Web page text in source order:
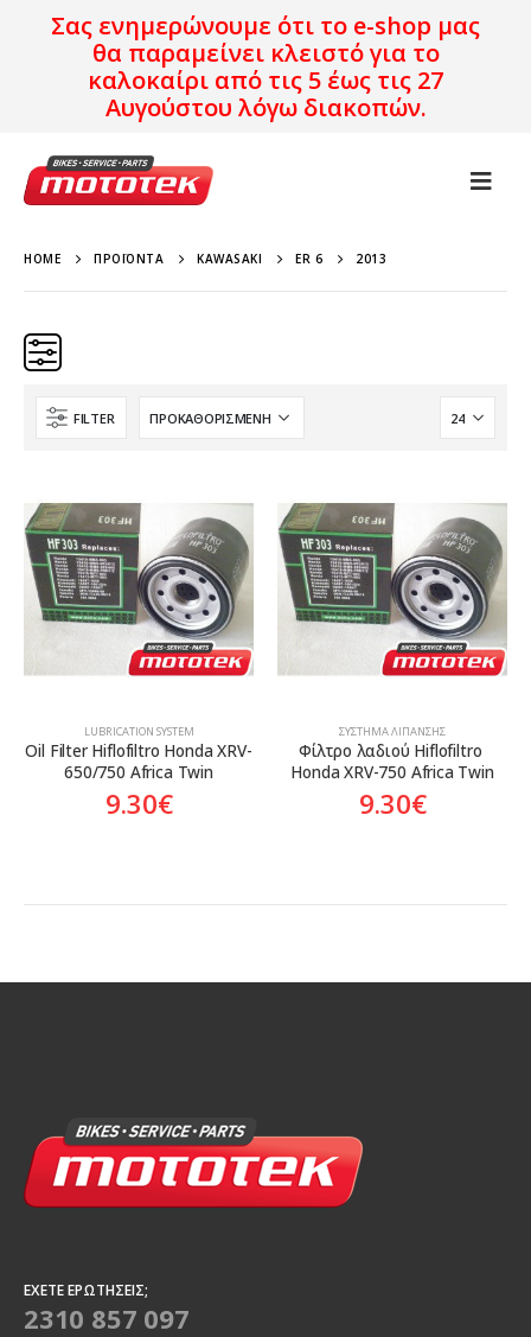
Σας ενημερώνουμε ότι το e-shop μας
θα παραμείνει κλειστό για το
καλοκαίρι από τις 5 έως τις 27
Αυγούστου λόγω διακοπών.
HOME ΠΡΟΪΌΝΤΑ KAWASAKI ER 6 2013
Κατηγορίες
Προϊόν Προέλευση
Aftermarket Aftermarket
FILTER
LUBRICATION SYSTEM
Oil Filter Hiflofiltro Honda XRV-
650/750 Africa Twin
9.30€
ΣΎΣΤΗΜΑ ΛΊΠΑΝΣΗΣ
Φίλτρο λαδιού Hiflofiltro
Honda XRV-750 Africa Twin
9.30€
ΈΧΕΤΕ ΕΡΩΤΉΣΕΙΣ;
2310 857 097